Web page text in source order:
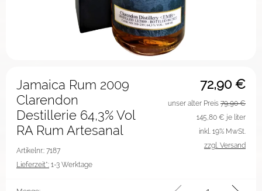
72,90 €
Jamaica Rum 2009
Clarendon
Destillerie 64,3% Vol
RA Rum Artesanal
Artikelnr.: 7187
Lieferzeit*: 1-3 Werktage
unser alter Preis 79,90 €
145,80 € je liter
inkl. 19% MwSt.
zzgl. Versand